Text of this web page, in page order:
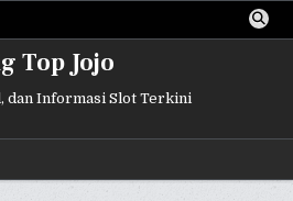
Top Jojo
dan Informasi Slot Terkini